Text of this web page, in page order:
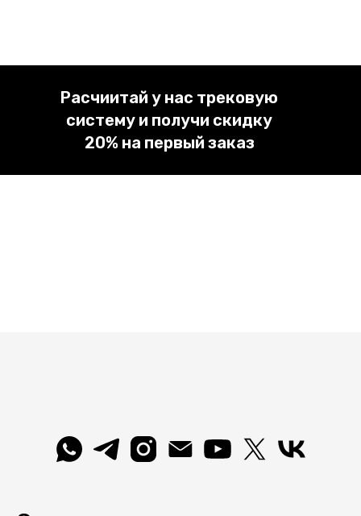
Расчиитай у нас трековую
систему и получи скидку
20% на первый заказ